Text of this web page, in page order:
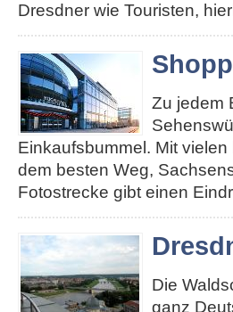
Dresdner wie Touristen,
Zu jedem
Einkaufsbummel. Mit
dem besten Weg,
Fotostrecke gibt einen
Die
ganz